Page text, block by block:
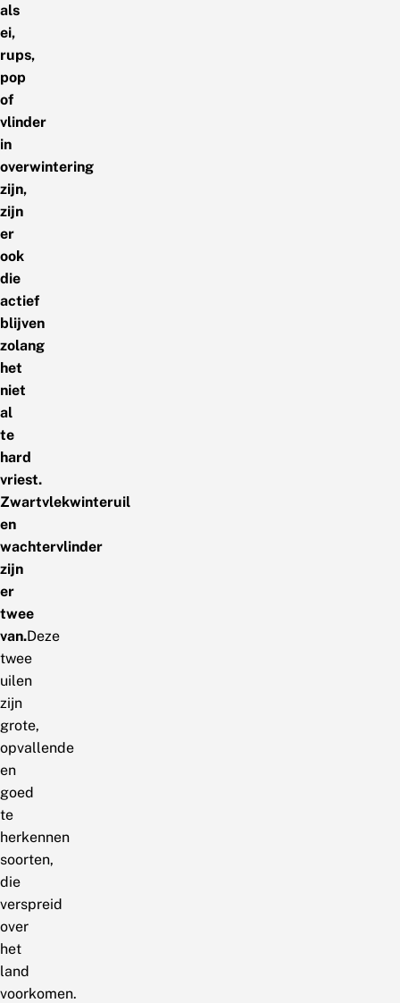
als
ei,
rups,
pop
of
vlinder
in
overwintering
zijn,
zijn
er
ook
die
actief
blijven
zolang
het
niet
al
te
hard
vriest.
Zwartvlekwinteruil
en
wachtervlinder
zijn
er
twee
van.Deze
twee
uilen
zijn
grote,
opvallende
en
goed
te
herkennen
soorten,
die
verspreid
over
het
land
voorkomen.